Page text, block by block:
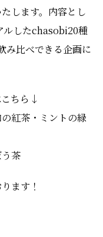
します。内容とし
ルしたchasobi20種
み比べできる企画に
ちら↓
紅茶・ミントの緑
茶
ます！